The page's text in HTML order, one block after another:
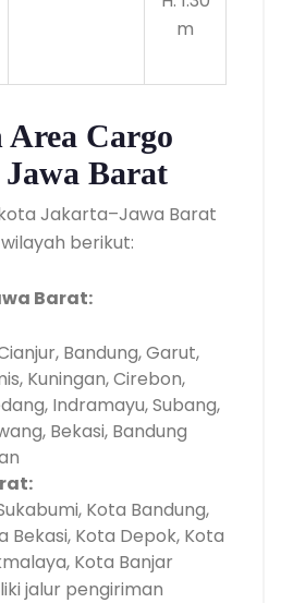
m
Area Cargo
Barat
Jakarta–Jawa Barat
berikut:
Barat:
Bandung, Garut,
Kuningan, Cirebon,
Indramayu, Subang,
Bekasi, Bandung
Kota Bandung,
Bekasi, Kota Depok, Kota
Kota Banjar
jalur pengiriman